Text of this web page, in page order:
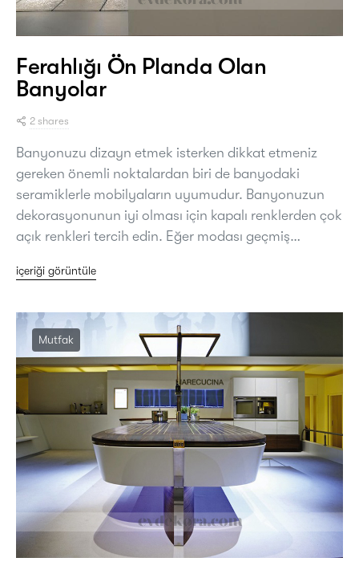
Ferahlığı Ön Planda Olan
Banyolar
2 shares
Banyonuzu dizayn etmek isterken dikkat etmeniz
gereken önemli noktalardan biri de banyodaki
seramiklerle mobilyaların uyumudur. Banyonuzun
dekorasyonunun iyi olması için kapalı renklerden çok
açık renkleri tercih edin. Eğer modası geçmiş…
içeriği görüntüle
Mutfak